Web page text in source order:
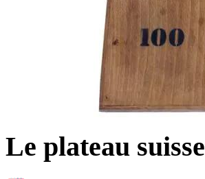
Le plateau suisse